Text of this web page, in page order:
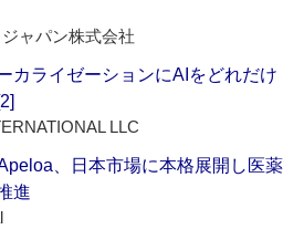
ャパン株式会社
カライゼーションにAIをどれだけ
LLC
、日本市場に本格展開し医薬
進